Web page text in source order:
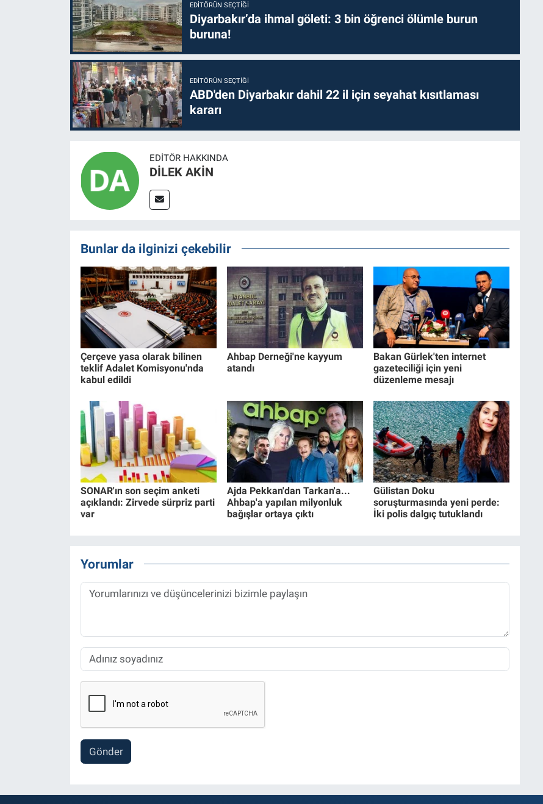
EDITÖRÜN SEÇTIĞI
Diyarbakır’da ihmal göleti: 3 bin öğrenci ölümle burun
buruna!
EDITÖRÜN SEÇTIĞI
ABD'den Diyarbakır dahil 22 il için seyahat kısıtlaması
kararı
EDITÖR HAKKINDA
DİLEK AKİN
Bunlar da ilginizi çekebilir
Çerçeve yasa olarak bilinen
teklif Adalet Komisyonu'nda
kabul edildi
Ahbap Derneği'ne kayyum
atandı
Bakan Gürlek'ten internet
gazeteciliği için yeni
düzenleme mesajı
SONAR'ın son seçim anketi
açıklandı: Zirvede sürpriz parti
var
Ajda Pekkan'dan Tarkan'a...
Ahbap'a yapılan milyonluk
bağışlar ortaya çıktı
Gülistan Doku
soruşturmasında yeni perde:
İki polis dalgıç tutuklandı
Yorumlar
Gönder